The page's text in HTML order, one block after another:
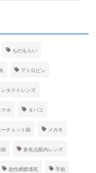
ものもらい
アトロピン
ンタクトレンズ
マホ タバコ
ーチェット病 メガネ
病 多焦点眼内レンズ
急性網膜壊死 手術